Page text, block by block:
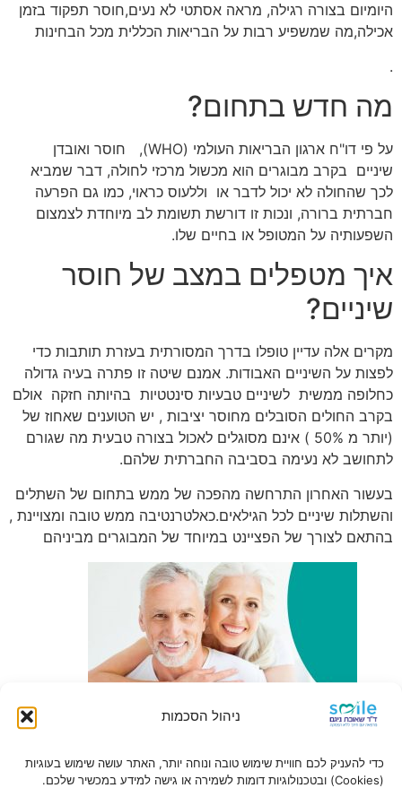
ניהול הסכמות
כדי להעניק לכם חוויית שימוש טובה ונוחה יותר, האתר עושה שימוש בעוגיות
(Cookies) ובטכנולוגיות דומות לשמירה או גישה למידע במכשיר שלכם.
היומיום בצורה רגילה, מראה אסתטי לא נעים,חוסר תפקוד בזמן
אכילה,מה שמשפיע רבות על הבריאות הכללית מכל הבחינות
.
מה חדש בתחום?
על פי דו"ח ארגון הבריאות העולמי (WHO), חוסר ואובדן
שיניים בקרב מבוגרים הוא מכשול מרכזי לחולה, דבר שמביא
לכך שהחולה לא יכול לדבר או וללעוס כראוי, כמו גם הפרעה
חברתית ברורה, ונכות זו דורשת תשומת לב מיוחדת לצמצום
השפעותיה על המטופל או בחיים שלו.
איך מטפלים במצב של חוסר
שיניים?
מקרים אלה עדיין טופלו בדרך המסורתית בעזרת תותבות כדי
לפצות על השיניים האבודות. אמנם שיטה זו פתרה בעיה גדולה
כחלופה ממשית לשיניים טבעיות סינטטיות בהיותה חזקה אולם
בקרב החולים הסובלים מחוסר יציבות , יש הטוענים שאחוז של
(יותר מ 50% ) אינם מסוגלים לאכול בצורה טבעית מה שגורם
לתחושב לא נעימה בסביבה החברתית שלהם.
בעשור האחרון התרחשה מהפכה של ממש בתחום של השתלים
והשתלות שיניים לכל הגילאים.כאלטרנטיבה ממש טובה ומצויינת ,
בהתאם לצורך של הפציינט במיוחד של המבוגרים מביניהם